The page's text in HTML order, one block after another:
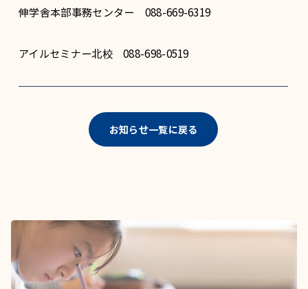
伸学舎本部事務センター 088-669-6319
アイルセミナー北校 088-698-0519
お知らせ一覧に戻る